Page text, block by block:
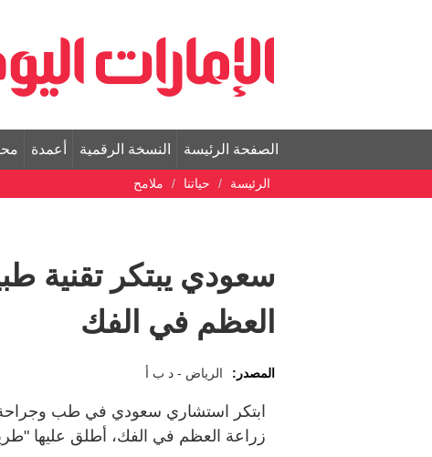
الصفحة الرئيسة النسخة الرقمية أعمدة
الرئيسة حياتنا ملامح
سعودي يبتكر تقنية
العظم في الفك
المصدر: الرياض - د ب أ
ابتكر استشاري سعودي في طب وجراحة
زراعة العظم في الفك، أطلق عليها